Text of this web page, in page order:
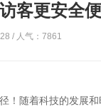
客更安全便
/ 人气：7861
！随着科技的发展